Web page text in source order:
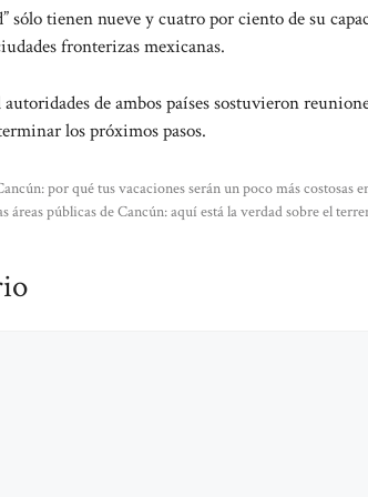
sólo tienen nueve y cuatro por ciento de su
fronterizas mexicanas.
de ambos países sostuvieron
los próximos pasos.
por qué tus vacaciones serán un poco más costosas
áreas públicas de Cancún: aquí está la verdad sobre el